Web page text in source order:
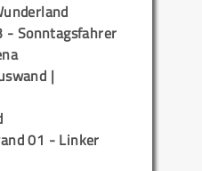
- Sonntagsfahrer
|
01 - Linker